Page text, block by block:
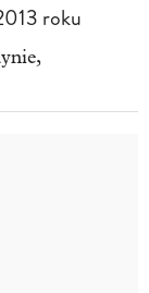
roku